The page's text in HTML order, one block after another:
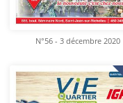
N°56 - 3 décembre 2020